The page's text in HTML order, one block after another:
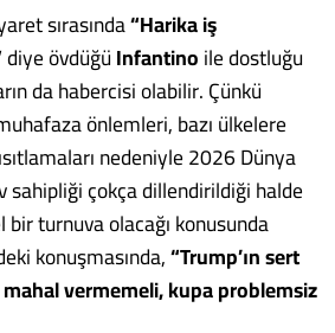
sırasında“Harika iş
diye övdüğüInfantinoile dostluğu
da habercisi olabilir. Çünkü
önlemleri, bazı ülkelere
nedeniyle 2026 Dünya
sahipliği çokça dillendirildiği halde
turnuva olacağı konusunda
konuşmasında,“Trump’ın sert
vermemeli, kupa problemsiz